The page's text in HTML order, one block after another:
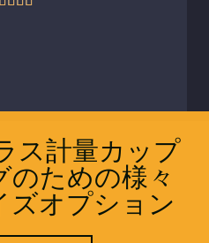
評
価
ス計量カップ
のための様々
ズオプション